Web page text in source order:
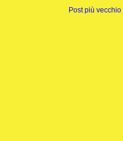
Post più vecchio